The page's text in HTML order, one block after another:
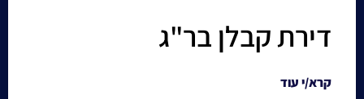
דירת קבלן בר"ג
קרא/י עוד